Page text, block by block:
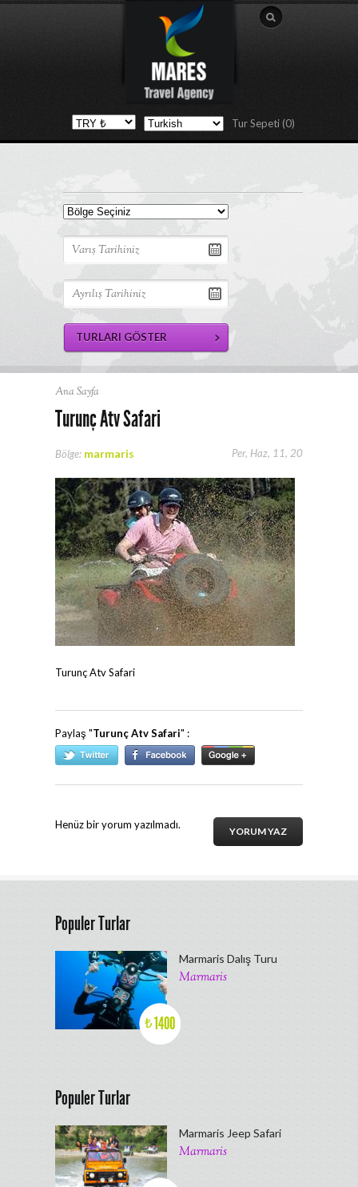
Tur Sepeti (0)
Ana Sayfa
Turunç Atv Safari
Per, Haz, 11, 20
Bölge: marmaris
Turunç Atv Safari
Paylaş "Turunç Atv Safari" :
YORUM YAZ
Henüz bir yorum yazılmadı.
Populer Turlar
₺1400
Marmaris Dalış Turu
Marmaris
Populer Turlar
Marmaris Jeep Safari
Marmaris